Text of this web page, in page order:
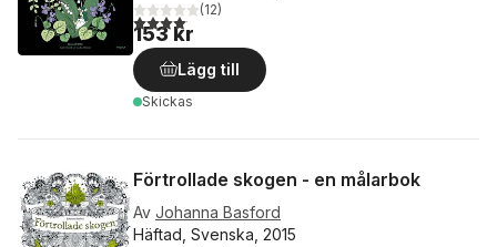
4,1utav 5 stjärnor. Totalt antal röster:
(12)
153 kr
Lägg till
Skickas
Förtrollade skogen - en målarbok
Av Johanna Basford
Häftad, Svenska, 2015